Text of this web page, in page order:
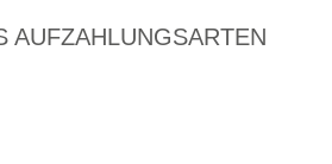
AUFZAHLUNGSARTEN